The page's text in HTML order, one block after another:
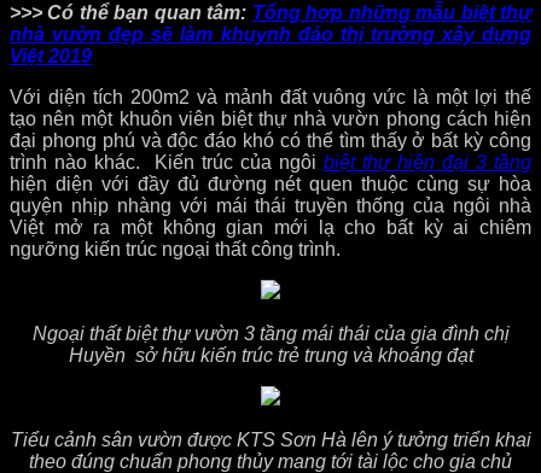
>>> Có thể bạn quan tâm: Tổng hợp những mẫu biệt thự
nhà vườn đẹp sẽ làm khuynh đảo thị trường xây dựng
Việt 2019
Với diện tích 200m2 và mảnh đất vuông vức là một lợi thế
tạo nên một khuôn viên biệt thự nhà vườn phong cách hiện
đại phong phú và độc đáo khó có thể tìm thấy ở bất kỳ công
trình nào khác. Kiến trúc của ngôi biệt thự hiện đại 3 tầng
hiện diện với đầy đủ đường nét quen thuộc cùng sự hòa
quyện nhịp nhàng với mái thái truyền thống của ngôi nhà
Việt mở ra một không gian mới lạ cho bất kỳ ai chiêm
ngưỡng kiến trúc ngoại thất công trình.
Ngoại thất biệt thự vườn 3 tầng mái thái của gia đình chị
Huyền sở hữu kiến trúc trẻ trung và khoáng đạt
Tiểu cảnh sân vườn được KTS Sơn Hà lên ý tưởng triển khai
theo đúng chuẩn phong thủy mang tới tài lộc cho gia chủ